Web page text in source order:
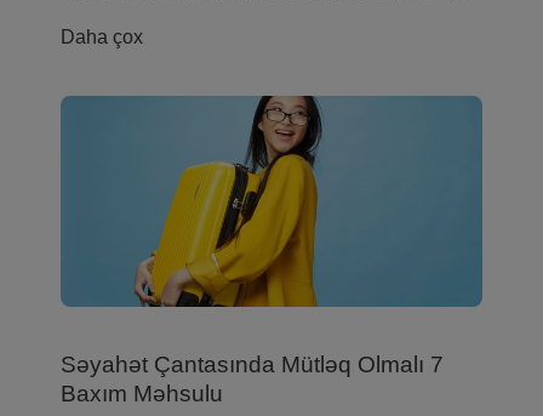
Daha çox
Səyahət Çantasında Mütləq Olmalı 7
Baxım Məhsulu